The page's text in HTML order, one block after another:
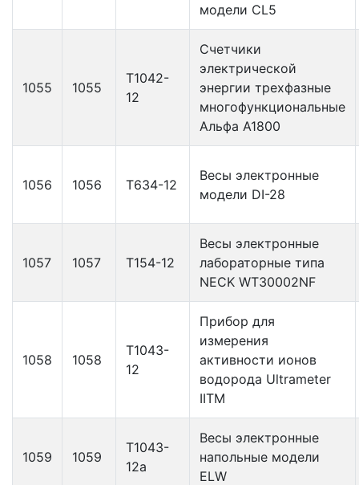
модели CL5
1055 1055
Т1042-
12
Счетчики
электрической
энергии трехфазные
многофункциональные
Альфа А1800
1056 1056 Т634-12
Весы электронные
модели DI-28
1057 1057 Т154-12
Весы электронные
лабораторные типа
NECK WT30002NF
1058 1058
Т1043-
12
Прибор для
измерения
активности ионов
водорода Ultrameter
IITM
1059 1059
Т1043-
12а
Весы электронные
напольные модели
ELW